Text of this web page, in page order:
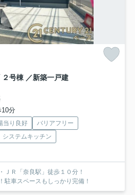
号棟 ／新築一戸建
分
当り良好
バリアフリー
システムキッチン
ＪＲ「奈良駅」徒歩１０分！
駐車スペースもしっかり完備！